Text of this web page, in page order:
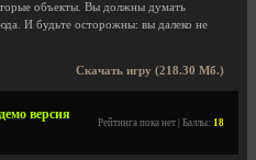
объекты. Вы должны думать
И будьте осторожны: вы далеко не
Скачать игру (218.30 Мб.)
версия
Рейтинга пока нет | Баллы: 18